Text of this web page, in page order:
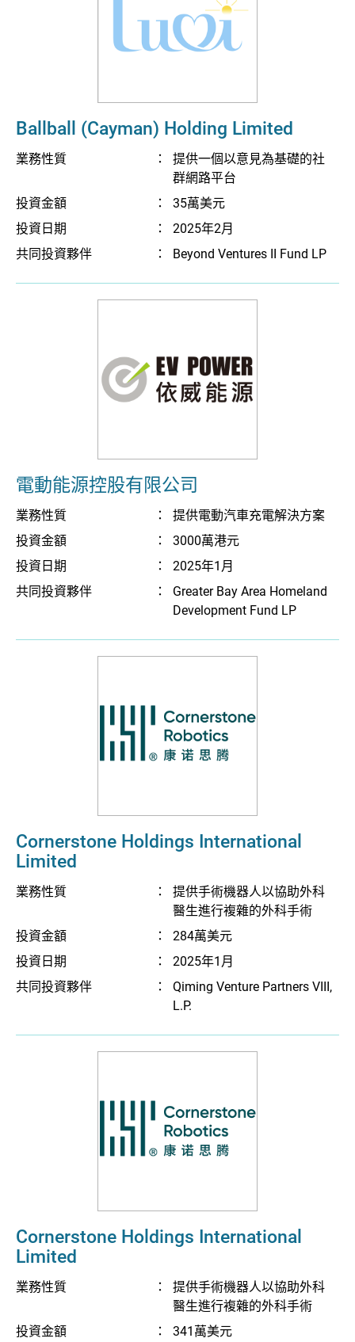
Ballball (Cayman) Holding Limited
業務性質 ：
提供一個以意見為基礎的社
群網路平台
投資金額
：
35萬美元
投資日期
：
2025年2月
共同投資夥伴
： Beyond Ventures II Fund LP
電動能源控股有限公司
業務性質 ：
提供電動汽車充電解決方案
投資金額
：
3000萬港元
投資日期
：
2025年1月
共同投資夥伴
：
Greater Bay Area Homeland
Development Fund LP
Cornerstone Holdings International
Limited
業務性質 ：
提供手術機器人以協助外科
醫生進行複雜的外科手術
投資金額
：
284萬美元
投資日期
：
2025年1月
共同投資夥伴
：
Qiming Venture Partners VIII,
L.P.
Cornerstone Holdings International
Limited
業務性質 ：
提供手術機器人以協助外科
醫生進行複雜的外科手術
投資金額
： 341萬美元